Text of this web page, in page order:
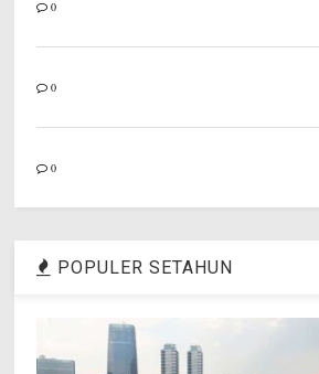
0
0
0
POPULER SETAHUN